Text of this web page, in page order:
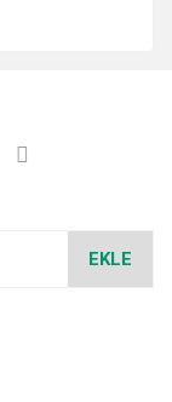
EKLE